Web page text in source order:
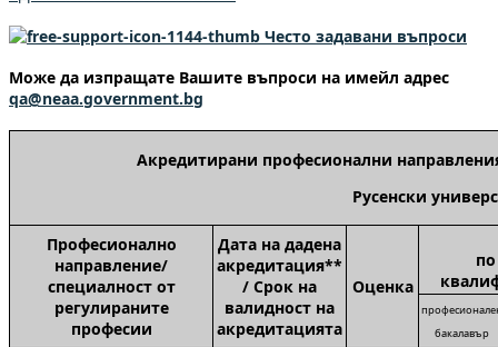
Често задавани въпроси
Може да изпращате Вашите въпроси на имейл адрес
qa@neaa.government.bg
Акредитирани професионални
Русенски
Професионално
направление/
специалност от
регулираните
професии
Дата на дадена
акредитация**
/ Срок на
валидност на
акредитацията
Оценка
бакалавър